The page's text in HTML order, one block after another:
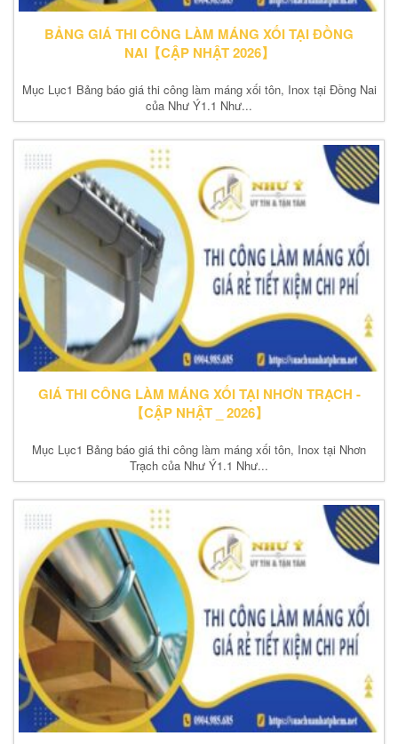
BẢNG GIÁ THI CÔNG LÀM MÁNG XỐI TẠI ĐỒNG
NAI【CẬP NHẬT 2026】
Mục Lục1 Bảng báo giá thi công làm máng xối tôn, Inox tại Đồng Nai
của Như Ý1.1 Như...
GIÁ THI CÔNG LÀM MÁNG XỐI TẠI NHƠN TRẠCH -
【CẬP NHẬT _ 2026】
Mục Lục1 Bảng báo giá thi công làm máng xối tôn, Inox tại Nhơn
Trạch của Như Ý1.1 Như...